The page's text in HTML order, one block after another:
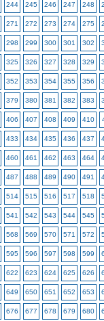
244 245 246 247 248
271 272 273 274 275
298 299 300 301 302
325 326 327 328 329
352 353 354 355 356
379 380 381 382 383
406 407 408 409 410
433 434 435 436 437
460 461 462 463 464
487 488 489 490 491
514 515 516 517 518
541 542 543 544 545
568 569 570 571 572
595 596 597 598 599
622 623 624 625 626
649 650 651 652 653
676 677 678 679 680